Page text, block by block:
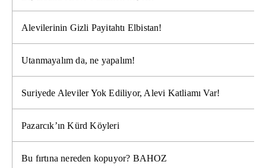
Alevilerinin Gizli Payitahtı Elbistan!
Utanmayalım da, ne yapalım!
Suriyede Aleviler Yok Ediliyor, Alevi Katliamı Var!
Pazarcık’ın Kürd Köyleri
Bu fırtına nereden kopuyor? BAHOZ